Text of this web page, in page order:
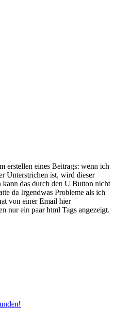
erstellen eines Beitrags: wenn ich
Unterstrichen ist, wird dieser
das durch den U Button nicht
da Irgendwas Probleme als ich
von einer Email hier
nur ein paar html Tags angezeigt.